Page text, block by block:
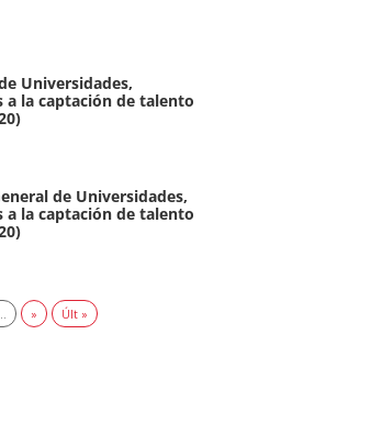
Universidades,
a la captación de talento
de Universidades,
a la captación de talento
» Últ »